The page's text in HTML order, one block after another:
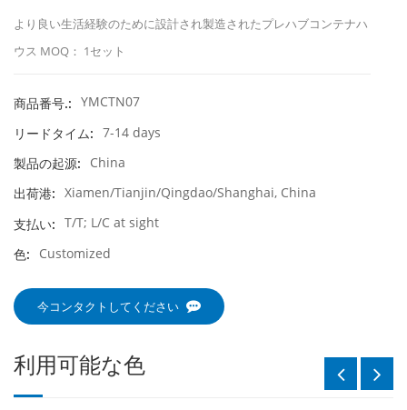
より良い生活経験のために設計され製造されたプレハブコンテナハ
ウス MOQ： 1セット
商品番号.: YMCTN07
リードタイム: 7-14 days
製品の起源:
China
出荷港: Xiamen/Tianjin/Qingdao/Shanghai, China
支払い: T/T; L/C at sight
色:
Customized
今コンタクトしてください
利用可能な色